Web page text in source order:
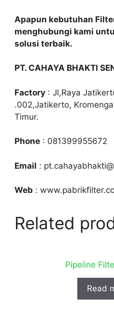
Apapun kebutuhan
menghubungi kami
solusi terbaik.
PT. CAHAYA BHAKTI
Factory : Jl,Raya
.002,Jatikerto,
Timur.
Phone : 081399955672
Email :
Web :
Related
Pipeline
Read